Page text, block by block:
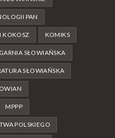
PAN
KOKOSZ KOMIKS
SŁOWIAŃSKA
SŁOWIAŃSKA
MPPP
POLSKIEGO